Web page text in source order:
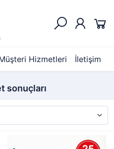
Hizmetleri İletişim
sonuçları